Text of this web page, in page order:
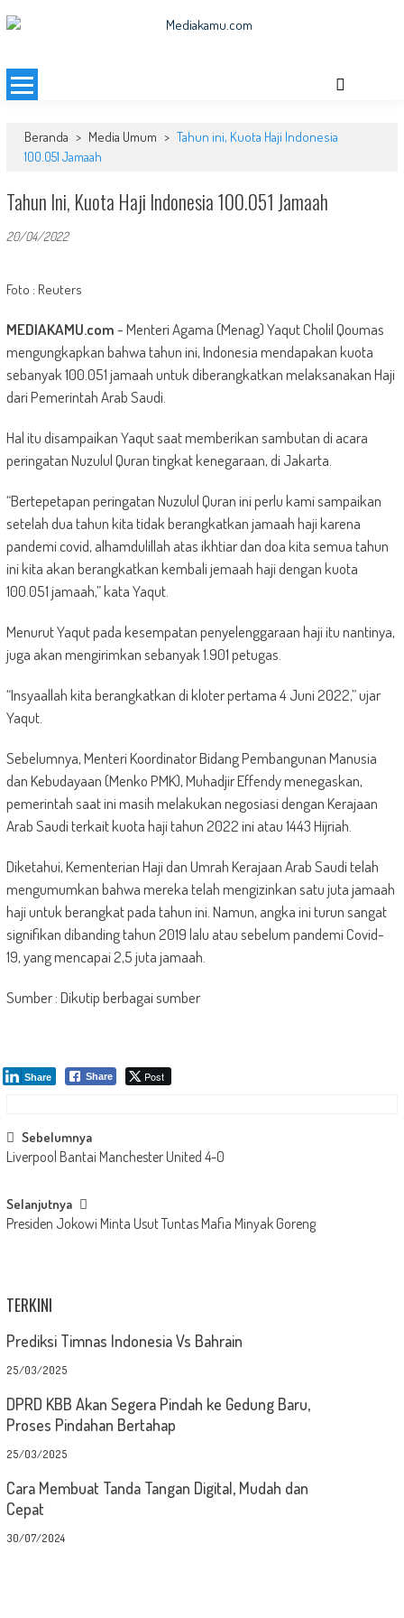
to
Beranda > Media Umum > Tahun ini, Kuota Haji Indonesia
100.051 Jamaah
Tahun Ini, Kuota Haji Indonesia 100.051 Jamaah
20/04/2022
Foto : Reuters
MEDIAKAMU.com-Menteri Agama (Menag) Yaqut Cholil Qoumas
mengungkapkan bahwa tahun ini, Indonesia mendapakan kuota
sebanyak 100.051 jamaah untuk diberangkatkan melaksanakan Haji
dari Pemerintah Arab Saudi.
Hal itu disampaikan Yaqut saat memberikan sambutan di acara
peringatan Nuzulul Quran tingkat kenegaraan, di Jakarta.
“Bertepetapan peringatan Nuzulul Quran ini perlu kami sampaikan
setelah dua tahun kita tidak berangkatkan jamaah haji karena
pandemi covid, alhamdulillah atas ikhtiar dan doa kita semua tahun
ini kita akan berangkatkan kembali jemaah haji dengan kuota
100.051 jamaah,” kata Yaqut.
Menurut Yaqut pada kesempatan penyelenggaraan haji itu nantinya,
juga akan mengirimkan sebanyak 1.901 petugas.
“Insyaallah kita berangkatkan di kloter pertama 4 Juni 2022,” ujar
Yaqut.
Sebelumnya, Menteri Koordinator Bidang Pembangunan Manusia
dan Kebudayaan (Menko PMK), Muhadjir Effendy menegaskan,
pemerintah saat ini masih melakukan negosiasi dengan Kerajaan
Arab Saudi terkait kuota haji tahun 2022 ini atau 1443 Hijriah.
Diketahui, Kementerian Haji dan Umrah Kerajaan Arab Saudi telah
mengumumkan bahwa mereka telah mengizinkan satu juta jamaah
haji untuk berangkat pada tahun ini. Namun, angka ini turun sangat
signifikan dibanding tahun 2019 lalu atau sebelum pandemi Covid-
19, yang mencapai 2,5 juta jamaah.
Sumber : Dikutip berbagai sumber
Share Post
Share
Post
navigation
Sebelumnya
Liverpool Bantai Manchester United 4-0
Selanjutnya
Presiden Jokowi Minta Usut Tuntas Mafia Minyak Goreng
TERKINI
Prediksi Timnas Indonesia Vs Bahrain
25/03/2025
DPRD KBB Akan Segera Pindah ke Gedung Baru,
Proses Pindahan Bertahap
25/03/2025
Cara Membuat Tanda Tangan Digital, Mudah dan
Cepat
30/07/2024